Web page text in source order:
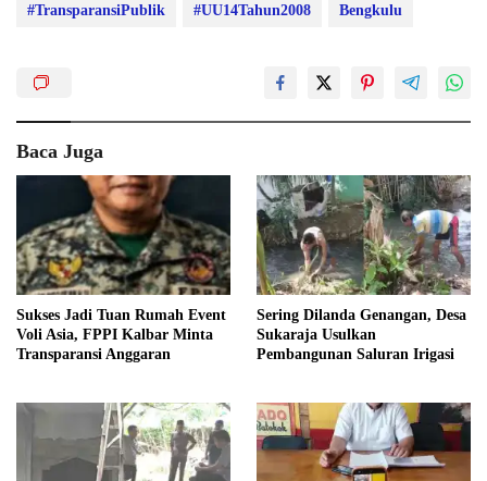
#TransparansiPublik #UU14Tahun2008 Bengkulu
Baca Juga
Sukses Jadi Tuan Rumah Event
Voli Asia, FPPI Kalbar Minta
Transparansi Anggaran
Sering Dilanda Genangan, Desa
Sukaraja Usulkan
Pembangunan Saluran Irigasi